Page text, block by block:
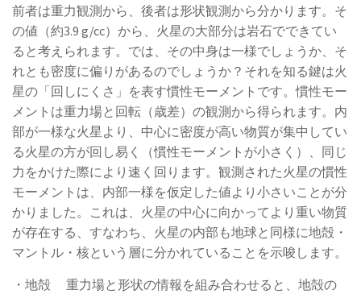
前者は重力観測から、後者は形状観測から分かります。そ
の値（約3.9 g/cc）から、火星の大部分は岩石でできてい
ると考えられます。では、その中身は一様でしょうか、そ
れとも密度に偏りがあるのでしょうか？それを知る鍵は火
星の「回しにくさ」を表す慣性モーメントです。慣性モー
メントは重力場と回転（歳差）の観測から得られます。内
部が一様な火星より、中心に密度が高い物質が集中してい
る火星の方が回し易く（慣性モーメントが小さく）、同じ
力をかけた際により速く回ります。観測された火星の慣性
モーメントは、内部一様を仮定した値より小さいことが分
かりました。これは、火星の中心に向かってより重い物質
が存在する、すなわち、火星の内部も地球と同様に地殻・
マントル・核という層に分かれていることを示唆します。
・地殻 重力場と形状の情報を組み合わせると、地殻の